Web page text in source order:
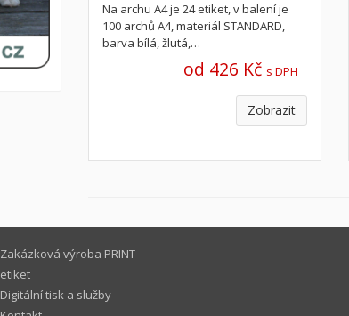
Na archu A4 je 24 etiket, v balení je
100 archů A4, materiál STANDARD,
barva bílá, žlutá,…
od 426 Kč s DPH
Zobrazit
Zakázková výroba PRINT
etiket
Digitální tisk a služby